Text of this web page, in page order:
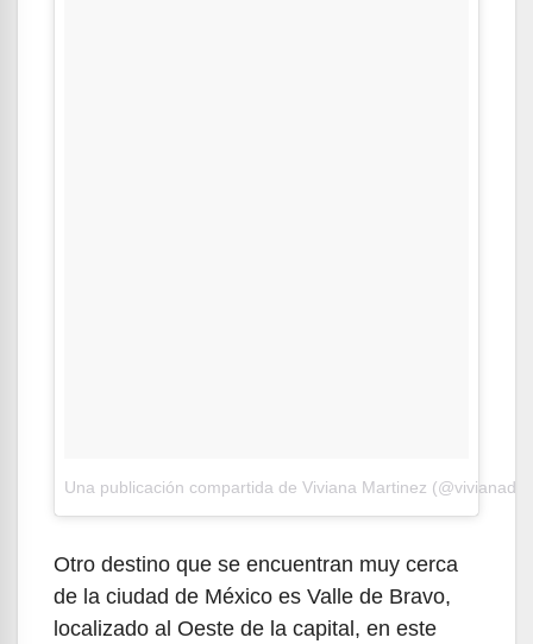
Una publicación compartida de Viviana Martinez
Otro destino que se encuentran muy cerca
de la ciudad de México es Valle de Bravo,
localizado al Oeste de la capital, en este